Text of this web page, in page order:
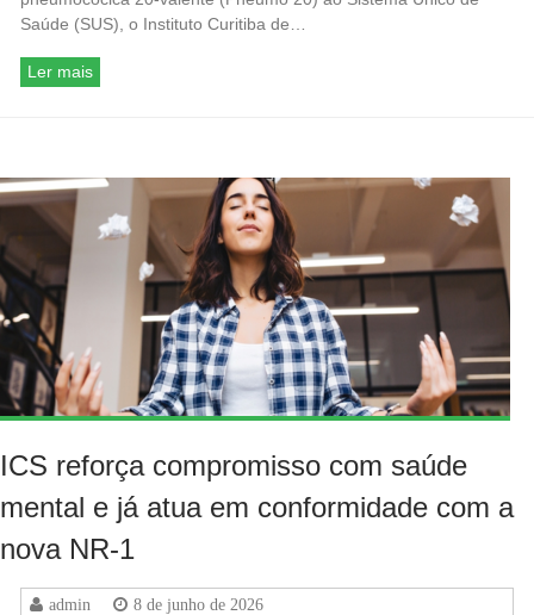
Saúde (SUS), o Instituto Curitiba de…
Ler mais
ICS reforça compromisso com saúde
mental e já atua em conformidade com a
nova NR-1
admin 8 de junho de 2026